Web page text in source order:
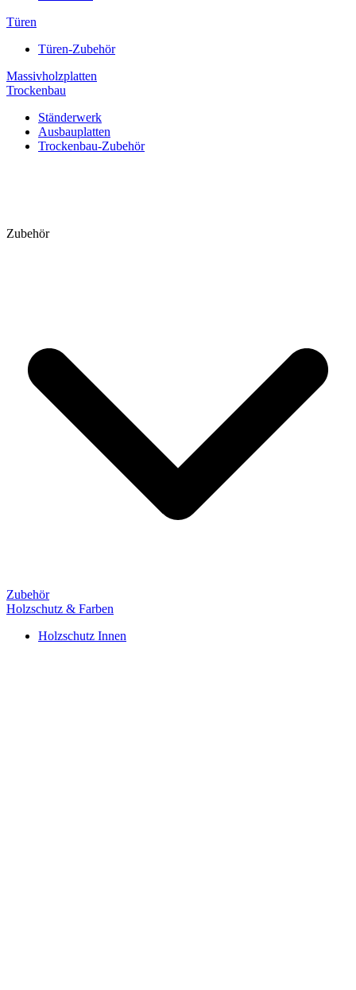
Türen
Türen-Zubehör
Massivholzplatten
Trockenbau
Ständerwerk
Ausbauplatten
Trockenbau-Zubehör
Zubehör
Zubehör
Holzschutz & Farben
Holzschutz Innen